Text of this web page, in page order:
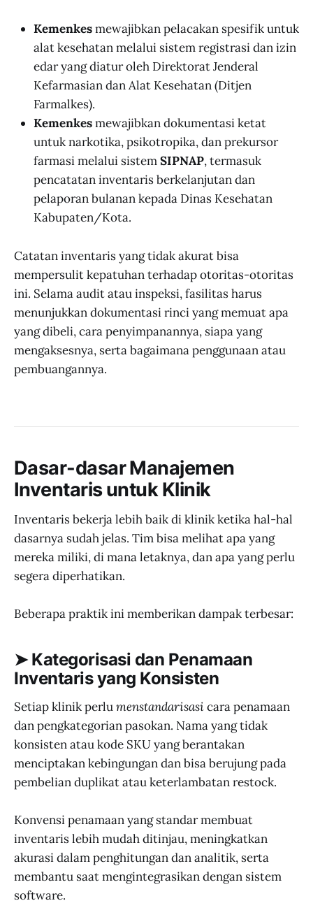
Kemenkesmewajibkan pelacakan spesifik untuk
alat kesehatan melalui sistem registrasi dan izin
edar yang diatur oleh Direktorat Jenderal
Kefarmasian dan Alat Kesehatan (Ditjen
Farmalkes).
Kemenkesmewajibkan dokumentasi ketat
untuk narkotika, psikotropika, dan prekursor
farmasi melalui sistemSIPNAP, termasuk
pencatatan inventaris berkelanjutan dan
pelaporan bulanan kepada Dinas Kesehatan
Kabupaten/Kota.
Catatan inventaris yang tidak akurat bisa
mempersulit kepatuhan terhadap otoritas-otoritas
ini. Selama audit atau inspeksi, fasilitas harus
menunjukkan dokumentasi rinci yang memuat apa
yang dibeli, cara penyimpanannya, siapa yang
mengaksesnya, serta bagaimana penggunaan atau
pembuangannya.
Dasar-dasar Manajemen
Inventaris untuk Klinik
Inventaris bekerja lebih baik di klinik ketika hal-hal
dasarnya sudah jelas. Tim bisa melihat apa yang
mereka miliki, di mana letaknya, dan apa yang perlu
segera diperhatikan.
Beberapa praktik ini memberikan dampak terbesar:
➤ Kategorisasi dan Penamaan
Inventaris yang Konsisten
Setiap klinik perlumenstandarisasi cara penamaan
dan pengkategorian pasokan. Nama yang tidak
konsisten atau kode SKU yang berantakan
menciptakan kebingungan dan bisa berujung pada
pembelian duplikat atau keterlambatan restock.
Konvensi penamaan yang standar membuat
inventaris lebih mudah ditinjau, meningkatkan
akurasi dalam penghitungan dan analitik, serta
membantu saat mengintegrasikan dengan sistem
software.